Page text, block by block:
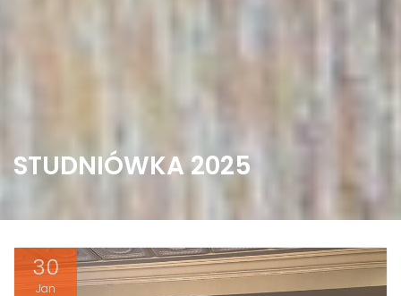
STUDNIÓWKA 2025
30
Jan